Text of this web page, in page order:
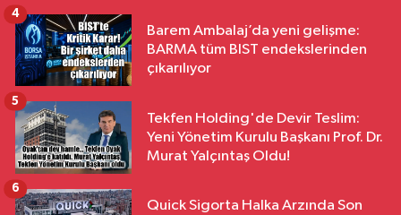
Barem Ambalaj’da yeni gelişme:
BARMA tüm BIST endekslerinden
çıkarılıyor
4
Tekfen Holding'de Devir Teslim:
Yeni Yönetim Kurulu Başkanı Prof. Dr.
Murat Yalçıntaş Oldu!
5
Quick Sigorta Halka Arzında Son
6